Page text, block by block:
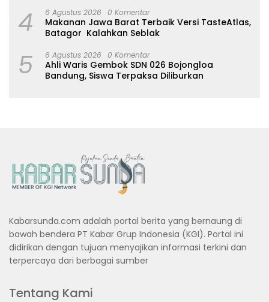
4 6 Agustus 2026 0 Komentar
Makanan Jawa Barat Terbaik Versi TasteAtlas,
Batagor Kalahkan Seblak
5 6 Agustus 2026 0 Komentar
Ahli Waris Gembok SDN 026 Bojongloa
Bandung, Siswa Terpaksa Diliburkan
Kabarsunda.com adalah portal berita yang bernaung di
bawah bendera PT Kabar Grup Indonesia (KGI). Portal ini
didirikan dengan tujuan menyajikan informasi terkini dan
terpercaya dari berbagai sumber
Tentang Kami